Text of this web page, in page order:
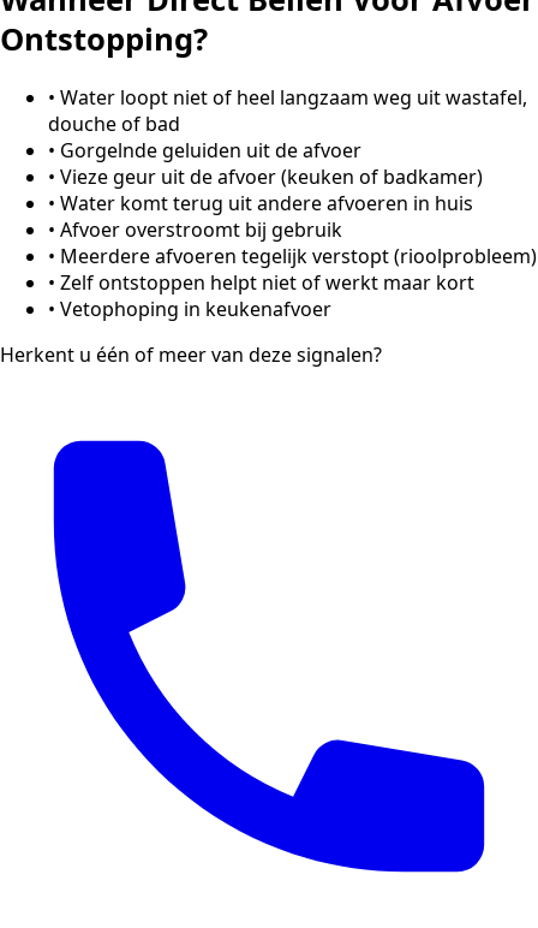
Ontstopping?
• Water loopt niet of heel langzaam weg uit wastafel,
douche of bad
• Gorgelnde geluiden uit de afvoer
• Vieze geur uit de afvoer (keuken of badkamer)
• Water komt terug uit andere afvoeren in huis
• Afvoer overstroomt bij gebruik
• Meerdere afvoeren tegelijk verstopt (rioolprobleem)
• Zelf ontstoppen helpt niet of werkt maar kort
• Vetophoping in keukenafvoer
Herkent u één of meer van deze signalen?